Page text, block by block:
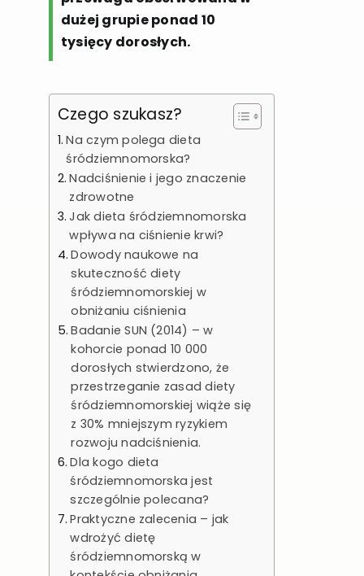
dużej grupie ponad 10
tysięcy dorosłych.
Czego szukasz?
Na czym polega dieta
śródziemnomorska?
Nadciśnienie i jego znaczenie
zdrowotne
Jak dieta śródziemnomorska
wpływa na ciśnienie krwi?
Dowody naukowe na
skuteczność diety
śródziemnomorskiej w
obniżaniu ciśnienia
Badanie SUN (2014) – w
kohorcie ponad 10 000
dorosłych stwierdzono, że
przestrzeganie zasad diety
śródziemnomorskiej wiąże się
z 30% mniejszym ryzykiem
rozwoju nadciśnienia.
Dla kogo dieta
śródziemnomorska jest
szczególnie polecana?
Praktyczne zalecenia – jak
wdrożyć dietę
śródziemnomorską w